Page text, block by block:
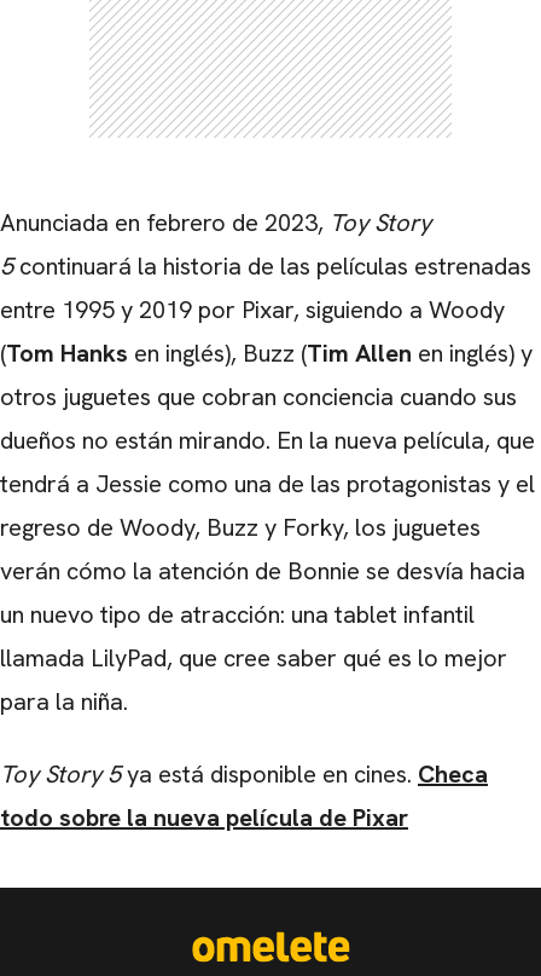
Anunciada en febrero de 2023, Toy Story
5continuará la historia de las películas estrenadas
entre 1995 y 2019 por Pixar, siguiendo a Woody
(Tom Hanks en inglés), Buzz (Tim Allen en inglés) y
otros juguetes que cobran conciencia cuando sus
dueños no están mirando. En la nueva película, que
tendrá a Jessie como una de las protagonistas y el
regreso de Woody, Buzz y Forky, los juguetes
verán cómo la atención de Bonnie se desvía hacia
un nuevo tipo de atracción: una tablet infantil
llamada LilyPad, que cree saber qué es lo mejor
para la niña.
Toy Story 5ya está disponible en cines. Checa
todo sobre la nueva película de Pixar